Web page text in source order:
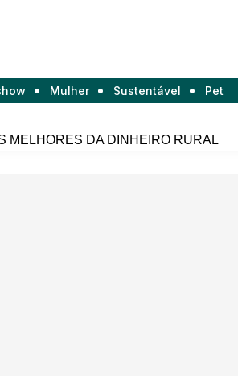
Mulher Sustentável Pet
MELHORES DA DINHEIRO RURAL